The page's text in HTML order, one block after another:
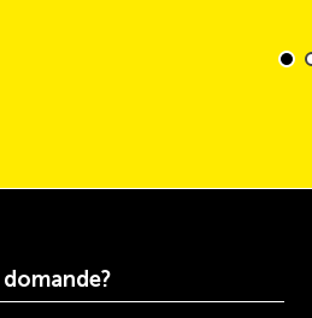
domande?